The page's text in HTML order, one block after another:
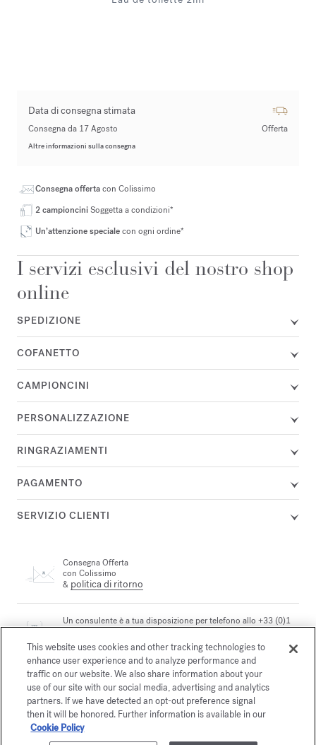
Data di consegna stimata
Consegna da 17 Agosto Offerta
Altre informazioni sulla consegna
Consegna offertacon Colissimo
2 campionciniSoggetta a condizioni*
Un’attenzione specialecon ogni ordine*
I servizi esclusivi del nostro shop
online
SPEDIZIONE
COFANETTO
CAMPIONCINI
PERSONALIZZAZIONE
RINGRAZIAMENTI
PAGAMENTO
SERVIZIO CLIENTI
Consegna Offerta
con Colissimo
& politica di ritorno
Un consulente è a tua disposizione per telefono allo +33 (0)1
72 95 09 89 lunedì dalle 9.00 alle 19.00 e da martedì a venerdì
dalle 10.00 alle 19.00, o per
e-mail
Pagamento sicuro
La Maison ti offre
This website uses cookies and other tracking technologies to
enhance user experience and to analyze performance and
traffic on our website. We also share information about your
use of our site with our social media, advertising and analytics
partners. If we have detected an opt-out preference signal
then it will be honored. Further information is available in our
Cookie Policy